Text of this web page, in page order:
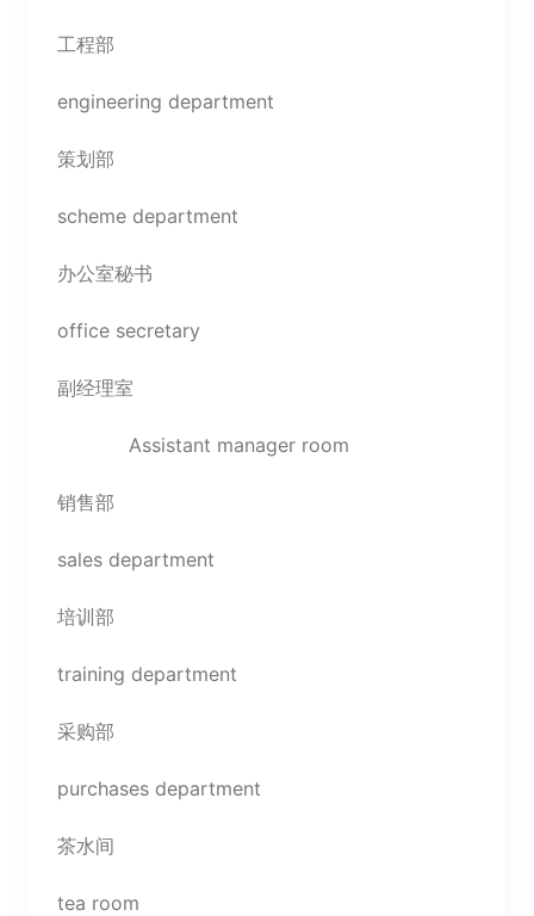
工程部
engineering department
策划部
scheme department
办公室秘书
office secretary
副经理室
Assistant manager room
销售部
sales department
培训部
training department
采购部
purchases department
茶水间
tea room